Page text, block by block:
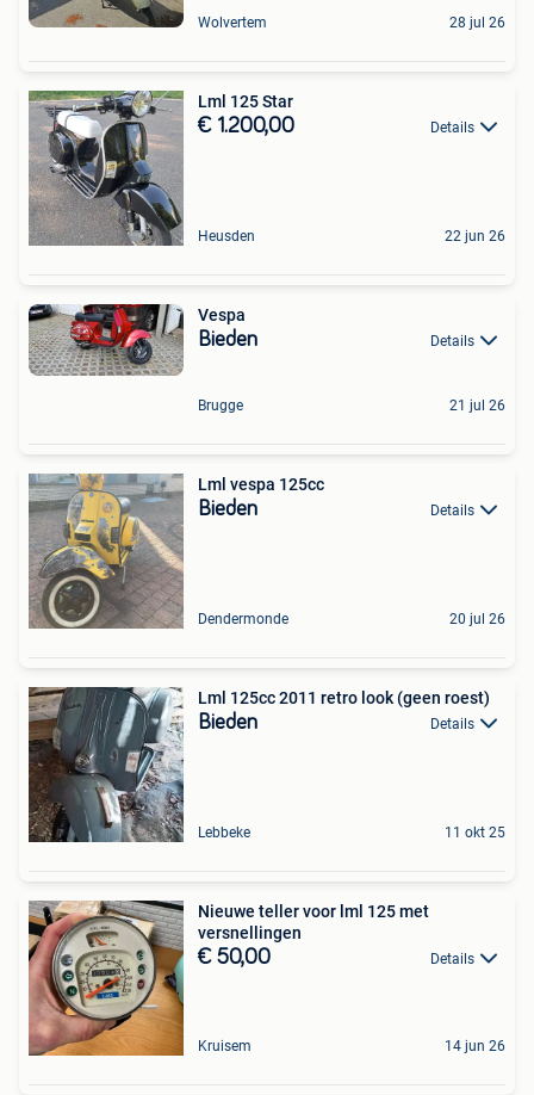
Wolvertem 28 jul 26
Lml 125 Star
€ 1.200,00 Details
Heusden 22 jun 26
Vespa
Bieden Details
Brugge 21 jul 26
Lml vespa 125cc
Bieden Details
Dendermonde 20 jul 26
Lml 125cc 2011 retro look (geen roest)
Bieden Details
Lebbeke 11 okt 25
Nieuwe teller voor lml 125 met
versnellingen
€ 50,00 Details
Kruisem 14 jun 26